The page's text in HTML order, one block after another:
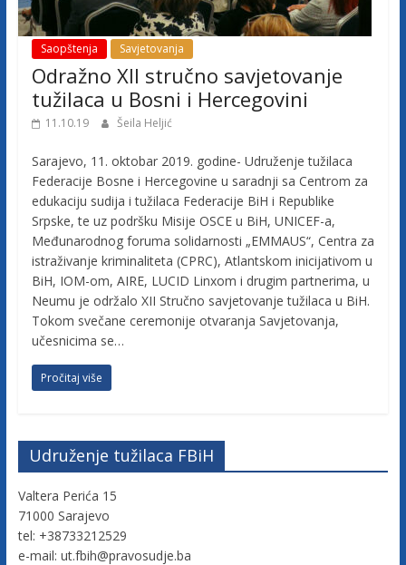
j
e
t
u
ž
a
c
a
F
Saopštenja Savjetovanja
Odražno XII stručno savjetovanje
tužilaca u Bosni i Hercegovini
11.10.19 Šeila Heljić
Sarajevo, 11. oktobar 2019. godine- Udruženje tužilaca
Federacije Bosne i Hercegovine u saradnji sa Centrom za
edukaciju sudija i tužilaca Federacije BiH i Republike
Srpske, te uz podršku Misije OSCE u BiH, UNICEF-a,
Međunarodnog foruma solidarnosti „EMMAUS“, Centra za
istraživanje kriminaliteta (CPRC), Atlantskom inicijativom u
BiH, IOM-om, AIRE, LUCID Linxom i drugim partnerima, u
Neumu je održalo XII Stručno savjetovanje tužilaca u BiH.
Tokom svečane ceremonije otvaranja Savjetovanja,
učesnicima se…
Pročitaj više
Udruženje tužilaca FBiH
Valtera Perića 15
71000 Sarajevo
tel: +38733212529
e-mail: ut.fbih@pravosudje.ba